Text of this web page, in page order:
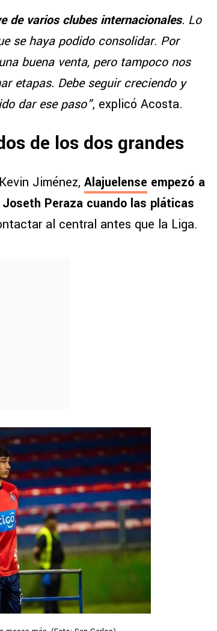
de varios clubes internacionales. Lo
se haya podido consolidar. Por
buena venta, pero tampoco nos
etapas. Debe seguir creciendo y
dar ese paso”, explicó Acosta.
de los dos grandes
Jiménez, Alajuelense empezó a
Peraza cuando las pláticas
al central antes que la Liga.